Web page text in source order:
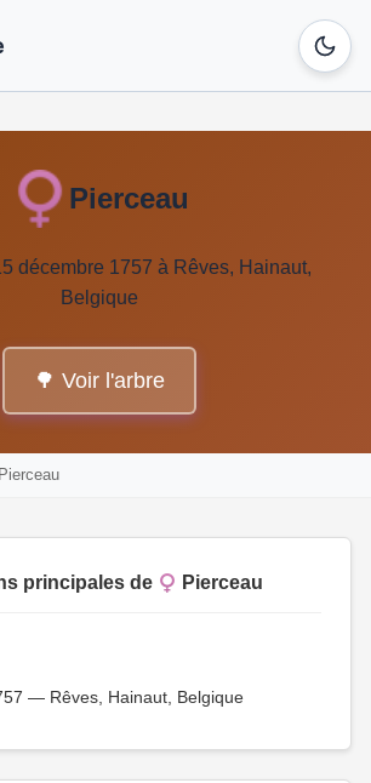
Pierceau
décembre 1757 à Rêves, Hainaut,
Belgique
🌳 Voir l'arbre
Pierceau
principales de Pierceau
— Rêves, Hainaut, Belgique